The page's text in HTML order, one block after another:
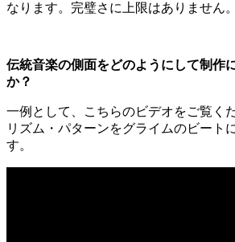
なります。完璧さに上限はありません。
伝統音楽の側面をどのようにして制作
か？
一例として、こちらのビデオをご覧く
リズム・パターンをグライムのビート
す。